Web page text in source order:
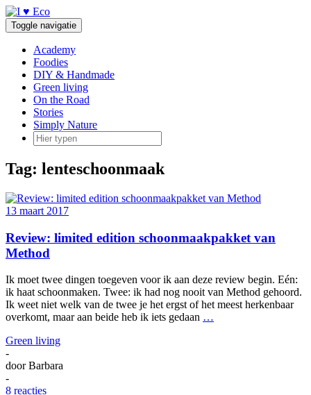
Doorgaan
naar
inhoud
Toggle navigatie
Academy
Foodies
DIY & Handmade
Green living
On the Road
Stories
Simply Nature
Tag: lenteschoonmaak
13 maart 2017
Review: limited edition schoonmaakpakket van
Method
Ik moet twee dingen toegeven voor ik aan deze review begin. Eén:
ik haat schoonmaken. Twee: ik had nog nooit van Method gehoord.
Ik weet niet welk van de twee je het ergst of het meest herkenbaar
overkomt, maar aan beide heb ik iets gedaan …
Green living
-
doorBarbara
-
8 reacties